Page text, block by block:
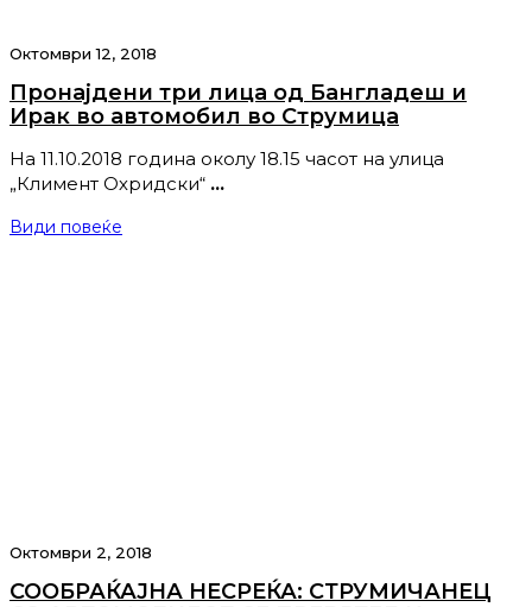
Октомври 12, 2018
Пронајдени три лица од Бангладеш и
Ирак во автомобил во Струмица
На 11.10.2018 година околу 18.15 часот на улица
„Климент Охридски“ …
Види повеќе
Октомври 2, 2018
СООБРАЌАЈНА НЕСРЕЌА: СТРУМИЧАНЕЦ